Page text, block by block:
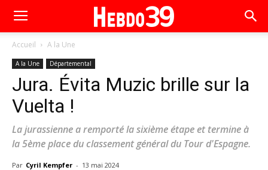
Accueil A la Une
A la Une Départemental
Jura. Évita Muzic brille sur la
Vuelta !
La jurassienne a remporté la sixième étape et termine à
la 5ème place du classement général du Tour d'Espagne.
Par Cyril Kempfer - 13 mai 2024